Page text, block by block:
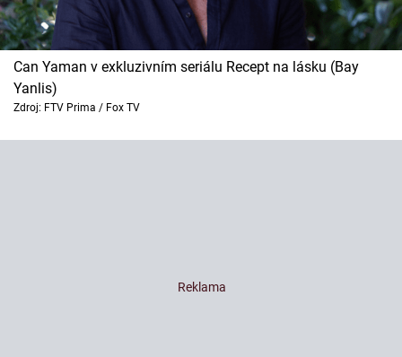
Can Yaman v exkluzivním seriálu Recept na lásku (Bay
Yanlis)
Zdroj: FTV Prima / Fox TV